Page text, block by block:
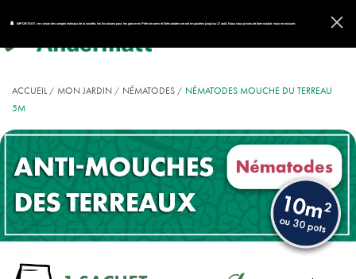
ACCUEIL MON JARDIN NÉMATODES
NÉMATODES MOUCHE DU TERREAU
5M
IMPORTANT : en raison des congés estivaux de la société, les livraisons pour les gammes Phéromones et Nématodes seront impactées jusqu'au 17 août. Nous vous prions de bien vouloir nous en excuser.